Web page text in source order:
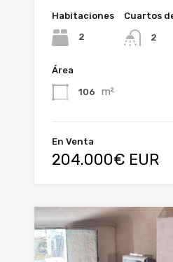
Habitaciones
2
Cuartos
2
Área
106 m²
En Venta
204.000€ EUR